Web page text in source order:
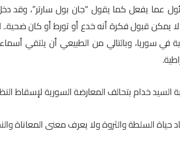
عما يفعل كما يقول “جان بول سارتر”، وقد
لا يمكن قبول فكرة أنه خدع أو تورط أو كان
في سوريا، وبالتالي من الطبيعي أن يلتقي
السيد خدام بتحالف المعارضة السورية لإسقاط
حياة السلطة والثروة ولا يعرف معنى المعاناة